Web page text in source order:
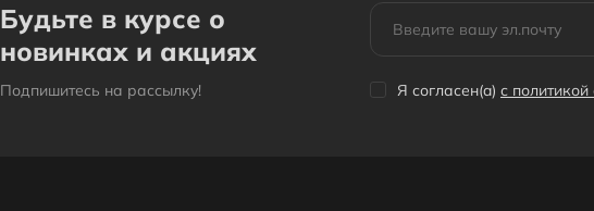
Будьте в курсе о
новинках и акциях
Подпишитесь на рассылкy! Я согласен(a) с